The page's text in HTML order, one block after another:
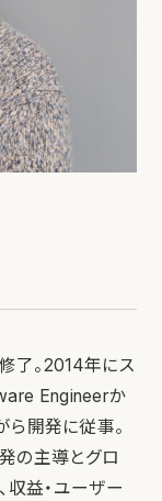
了。2014年にス
Engineerか
開発に従事。
の主導とグロ
収益・ユーザー